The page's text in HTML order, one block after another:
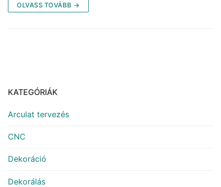
OLVASS TOVÁBB →
KATEGÓRIÁK
Arculat tervezés
CNC
Dekoráció
Dekorálás